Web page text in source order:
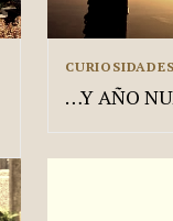
CURIOSIDADES
…Y AÑO